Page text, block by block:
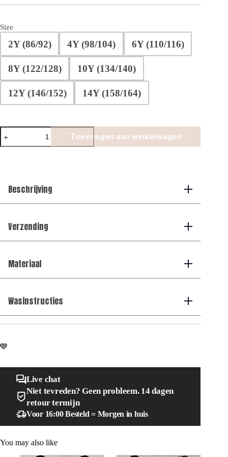
Size
2Y (86/92) 4Y (98/104) 6Y (110/116)
8Y (122/128) 10Y (134/140)
12Y (146/152) 14Y (158/164)
Manilo
Kids
-
Black
Toevoegen aan winkelwagen
Beschrijving
Verzending
Materiaal
Wasinstructies
Live chat
Niet tevreden? Geen probleem. 14 dagen
retour termijn
Voor 16:00 Besteld = Morgen in huis
You may also like